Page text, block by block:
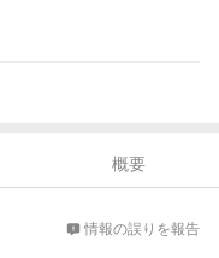
概要
情報の誤りを報告